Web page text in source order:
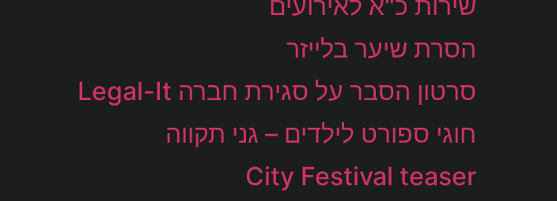
שירות כ"א לאירועים
הסרת שיער בלייזר
סרטון הסבר על סגירת חברה Legal-It
חוגי ספורט לילדים – גני תקווה
City Festival teaser